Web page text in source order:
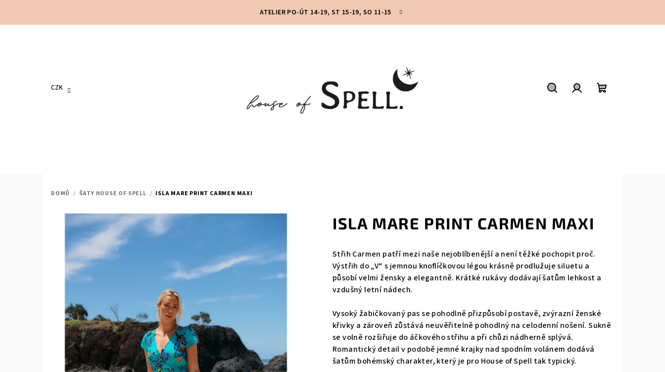
ATELIER PO-ÚT 14-19, ST 15-19, SO 11-15
CZK
DOMŮ / ŠATY HOUSE OF SPELL / ISLA MARE PRINT CARMEN MAXI
ISLA MARE PRINT CARMEN MAXI
Střih Carmen patří mezi naše nejoblíbenější a není těžké pochopit proč.
Výstřih do „V“ s jemnou knoflíčkovou légou krásně prodlužuje siluetu a
působí velmi žensky a elegantně. Krátké rukávy dodávají šatům lehkost a
vzdušný letní nádech.
Vysoký žabičkovaný pas se pohodlně přizpůsobí postavě, zvýrazní ženské
křivky a zároveň zůstává neuvěřitelně pohodlný na celodenní nošení. Sukně
se volně rozšiřuje do áčkového střihu a při chůzi nádherně splývá.
Romantický detail v podobě jemné krajky nad spodním volánem dodává
šatům bohémský charakter, který je pro House of Spell tak typický.